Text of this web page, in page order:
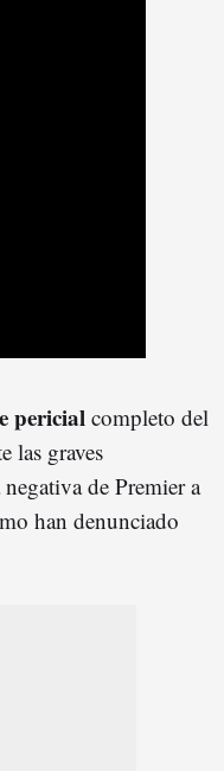
pericialcompleto del
las graves
de Premier a
han denunciado